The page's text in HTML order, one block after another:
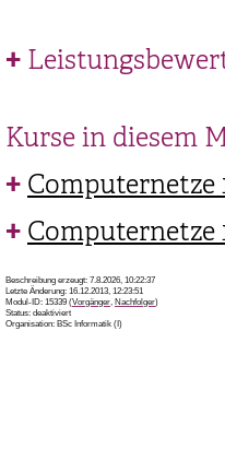
Kurse in diesem
Computernetze
Computernetze
Beschreibung erzeugt: 7.8.2026, 10:22:37
Letzte Änderung: 16.12.2013, 12:23:51
Modul-ID: 15339 (Vorgänger, Nachfolger)
Status: deaktiviert
Organisation: BSc Informatik (I)